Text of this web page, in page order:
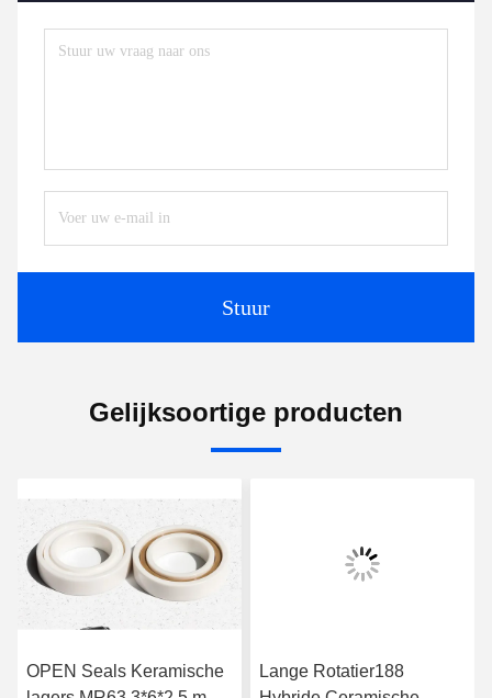
Stuur
Gelijksoortige producten
OPEN Seals Keramische
Lange Rotatier188